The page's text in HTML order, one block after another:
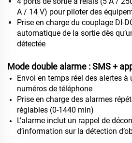
A / 14 V) pour piloter des
Prise en charge du couplage DI-
automatique de la sortie dès
détectée
Mode double alarme : SMS +
Envoi en temps réel des alertes
numéros de téléphone
Prise en charge des alarmes
réglables (0‑1440 min)
L’alarme inclut un rappel de
d’information sur la détection